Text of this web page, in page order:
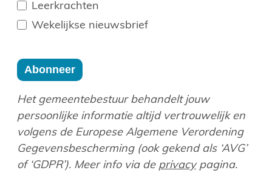
Leerkrachten
Wekelijkse nieuwsbrief
Abonneer
Het gemeentebestuur behandelt jouw
persoonlijke informatie altijd vertrouwelijk en
volgens de Europese Algemene Verordening
Gegevensbescherming (ook gekend als ‘AVG’
of ‘GDPR’). Meer info via de privacypagina.